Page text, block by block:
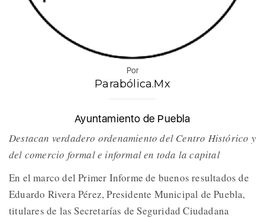
Por
Parabólica.Mx
Ayuntamiento de Puebla
Destacan verdadero ordenamiento del Centro Histórico y
del comercio formal e informal en toda la capital
En el marco del Primer Informe de buenos resultados de
Eduardo Rivera Pérez, Presidente Municipal de Puebla,
titulares de las Secretarías de Seguridad Ciudadana